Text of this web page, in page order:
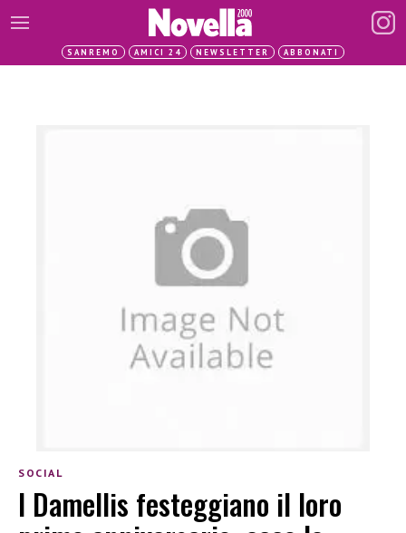
SANREMO AMICI 24 NEWSLETTER ABBONATI
SOCIAL
I Damellis festeggiano il loro